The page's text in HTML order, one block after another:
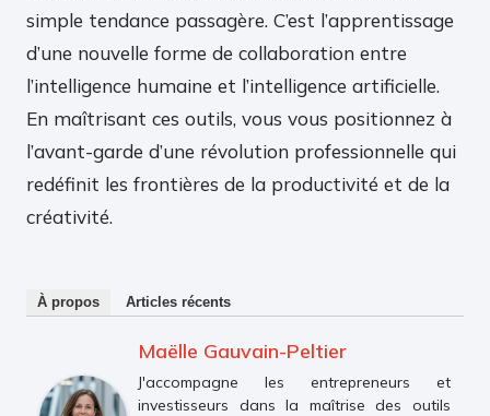
simple tendance passagère. C’est l’apprentissage
d’une nouvelle forme de collaboration entre
l’intelligence humaine et l’intelligence artificielle.
En maîtrisant ces outils, vous vous positionnez à
l’avant-garde d’une révolution professionnelle qui
redéfinit les frontières de la productivité et de la
créativité.
À propos Articles récents
Maëlle Gauvain-Peltier
J'accompagne les entrepreneurs et
investisseurs dans la maîtrise des outils